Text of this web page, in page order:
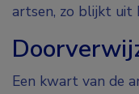
artsen, zo blijkt uit
Een kwart van de